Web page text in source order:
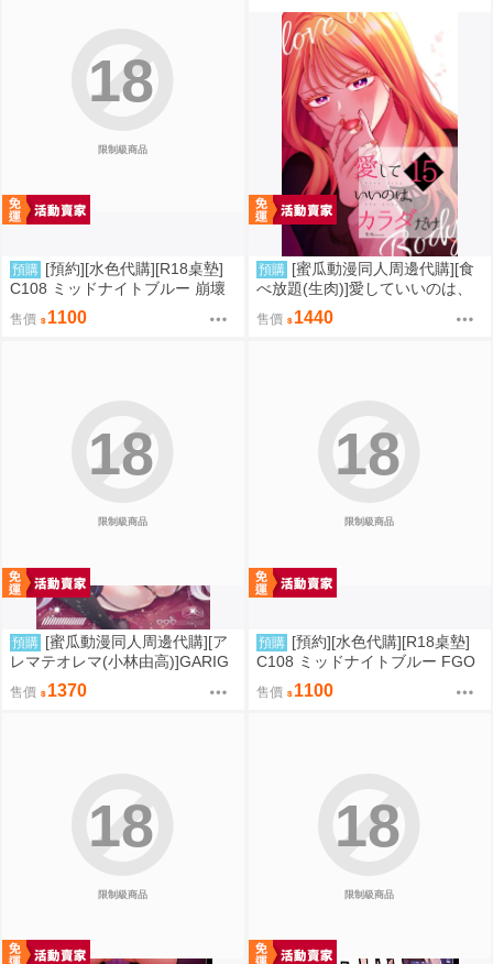
限制級商品
18
預購 [預約][水色代購][R18桌墊]
C108 ミッドナイトブルー 崩壞
星穹鐵道 火花 誘惑
售價 1100
預購 [蜜瓜動漫同人周邊代購][食
べ放題(生肉)]愛していいのは、
カラダだけ15【A5アクリルスタ
ンド】(A5壓克力立牌特典版)(同
售價 1440
限制級商品
18
預購 [蜜瓜動漫同人周邊代購][ア
レマテオレマ(小林由高)]GARIG
ARI145【A5アクリルスタンド】
(蔚藍檔案)(A5壓克力立牌特典版)
售價 1370
限制級商品
18
預購 [預約][水色代購][R18桌墊]
C108 ミッドナイトブルー FGO
BB 露點ver
售價 1100
限制級商品
18
限制級商品
18